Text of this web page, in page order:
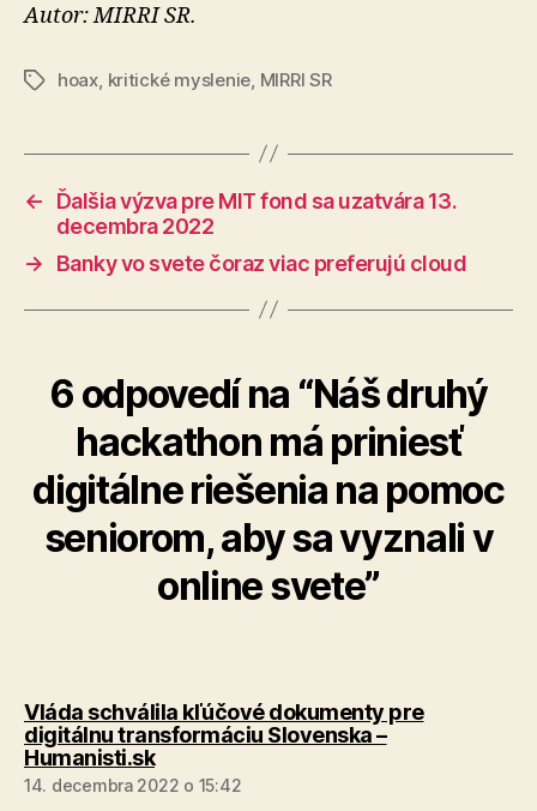
Autor: MIRRI SR.
Značky
hoax kritické myslenie MIRRI SR
←
Ďalšia výzva pre MIT fond sa uzatvára 13.
decembra 2022
→
Banky vo svete čoraz viac preferujú cloud
6 odpovedí na “Náš druhý
hackathon má priniesť
digitálne riešenia na pomoc
seniorom, aby sa vyznali v
online svete”
Vláda schválila kľúčové dokumenty pre
digitálnu transformáciu Slovenska –
Humanisti.skhovorí:
14. decembra 2022 o 15:42